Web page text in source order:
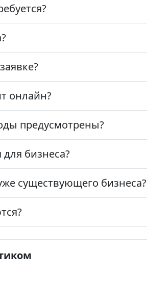
онлайн?
предусмотрены?
бизнеса?
существующего бизнеса?